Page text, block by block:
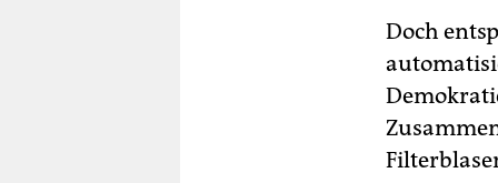
Doch